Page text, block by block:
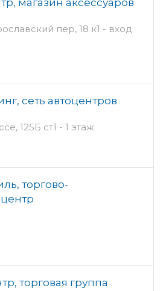
магазин аксессуаров
пер, 18 к1 - вход
сеть автоцентров
125Б ст1 - 1 этаж
торгово-
торговая группа